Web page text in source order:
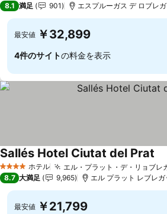
8.1 満足 901 エスプルーガス デ ロブレ
最安値 ￥32,899
4件のサイトの料金を表示
4 ホテルのランク
ホテル エル・プラット・デ・リョブレ
Sallés Hotel Ciutat del Prat
8.7 大満足 9,965 エル プラット レブレ
最安値 ￥21,799